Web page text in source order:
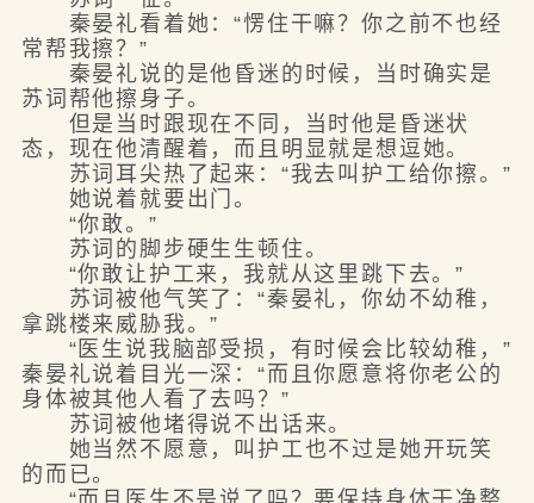
秦晏礼看着她：“愣住干嘛？你之前不也经
常帮我擦？”
秦晏礼说的是他昏迷的时候，当时确实是
苏词帮他擦身子。
但是当时跟现在不同，当时他是昏迷状
态，现在他清醒着，而且明显就是想逗她。
苏词耳尖热了起来：“我去叫护工给你擦。”
她说着就要出门。
“你敢。”
苏词的脚步硬生生顿住。
“你敢让护工来，我就从这里跳下去。”
苏词被他气笑了：“秦晏礼，你幼不幼稚，
拿跳楼来威胁我。”
“医生说我脑部受损，有时候会比较幼稚，”
秦晏礼说着目光一深：“而且你愿意将你老公的
身体被其他人看了去吗？”
苏词被他堵得说不出话来。
她当然不愿意，叫护工也不过是她开玩笑
的而已。